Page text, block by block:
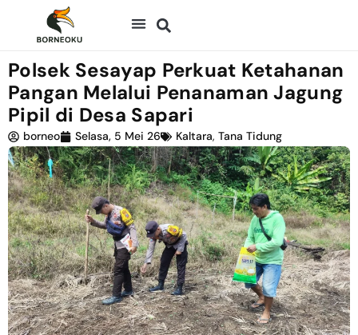
Polsek Sesayap Perkuat Ketahanan
Pangan Melalui Penanaman Jagung
Pipil di Desa Sapari
borneo Selasa, 5 Mei 26 Kaltara, Tana Tidung